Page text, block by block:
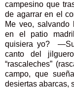
campesino que
de agarrar en el
Me veo, salvando
en el patio
quisiera yo?
canto del
“rascaleches”
campo, que
desiertas abarcas,